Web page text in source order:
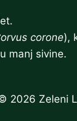
corone),
manj sivine.
2026 Zeleni